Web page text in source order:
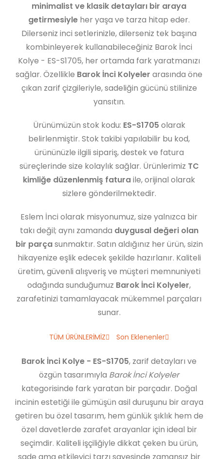
minimalist ve klasik detayları bir araya
getirmesiyle her yaşa ve tarza hitap eder.
Dilerseniz inci setlerinizle, dilerseniz tek başına
kombinleyerek kullanabileceğiniz Barok İnci
Kolye - ES-S1705, her ortamda fark yaratmanızı
sağlar. Özellikle Barok İnci Kolyeler arasında öne
çıkan zarif çizgileriyle, sadeliğin gücünü stilinize
yansıtın.
Ürünümüzün stok kodu: ES-S1705 olarak
belirlenmiştir. Stok takibi yapılabilir bu kod,
ürününüzle ilgili sipariş, destek ve fatura
süreçlerinde size kolaylık sağlar. Ürünlerimiz TC
kimliğe düzenlenmiş faturaile, orijinal olarak
sizlere gönderilmektedir.
Eslem İnci olarak misyonumuz, size yalnızca bir
takı değil; aynı zamanda duygusal değeri olan
bir parçasunmaktır. Satın aldığınız her ürün, sizin
hikayenize eşlik edecek şekilde hazırlanır. Kaliteli
üretim, güvenli alışveriş ve müşteri memnuniyeti
odağında sunduğumuz Barok İnci Kolyeler,
zarafetinizi tamamlayacak mükemmel parçaları
sunar.
TÜM ÜRÜNLERİMİZ Son Eklenenler
Barok İnci Kolye - ES-S1705, zarif detayları ve
özgün tasarımıyla Barok İnci Kolyeler
kategorisinde fark yaratan bir parçadır. Doğal
incinin estetiği ile gümüşün asil duruşunu bir araya
getiren bu özel tasarım, hem günlük şıklık hem de
özel davetlerde zarafet arayanlar için ideal bir
seçimdir. Kaliteli işçiliğiyle dikkat çeken bu ürün,